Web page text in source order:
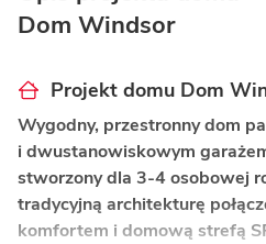
Dom Windsor
Projekt domu Dom
Wygodny, przestronny dom
i dwustanowiskowym
stworzony dla 3-4 osobowej
tradycyjną architekturę
komfortem i domową strefą